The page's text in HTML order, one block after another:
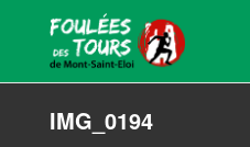
IMG_0194